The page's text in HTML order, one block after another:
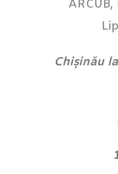
Chișinău